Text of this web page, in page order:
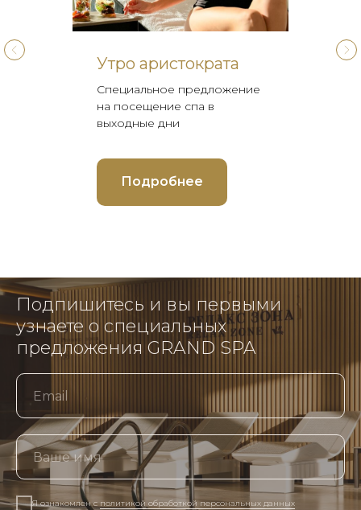
Утро аристократа
Специальное предложение
на посещение спа в
выходные дни
Подробнее
Подпишитесь и вы первыми
узнаете о специальных
предложения GRAND SPA
Я ознакомлен сполитикой обработкой персональных данных